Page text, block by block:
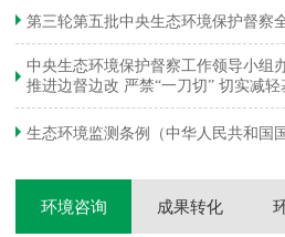
第三轮第五批中央生态环境保护督察
中央生态环境保护督察工作领导小组
推进边督边改 严禁“一刀切” 切实减轻
生态环境监测条例（中华人民共和国
环境咨询 成果转化